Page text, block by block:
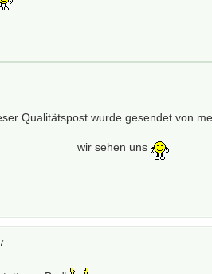
Qualitätspost wurde gesendet von
wir sehen uns